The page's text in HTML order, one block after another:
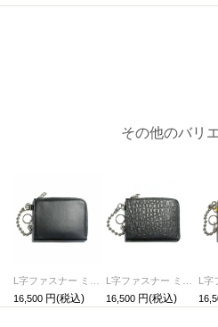
その他のバリ
L字ファスナー ミニ財布 レザー 二つ折り シープスキン / フラグメントケース
16,500
L字ファスナー ミニ財布 レザー 二つ折り クロコダイル / フラグメントケース
16,500